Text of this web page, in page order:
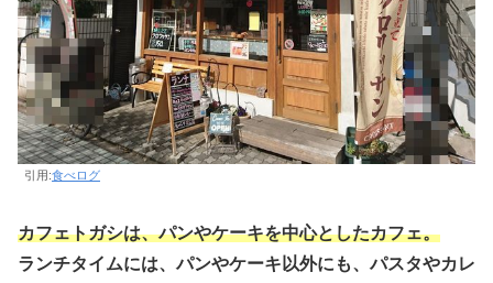
引用:食べログ
カフェトガシは、パンやケーキを中心としたカフェ。
ランチタイムには、パンやケーキ以外にも、パスタやカレ